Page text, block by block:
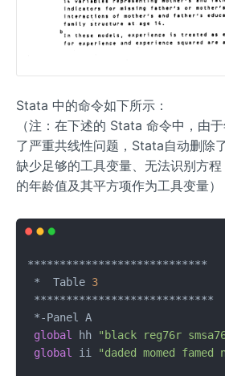
Stata 中的命令如下所示：
（注：在下述的 Stata 命令中，由
了严重共线性问题，Stata自动删除
缺少足够的工具变量、无法识别方
的年龄值及其平方项作为工具变量）
****************************
*  Table 3
****************************
*-Panel A
global
hh
"black reg76r
global
ii "daded momed